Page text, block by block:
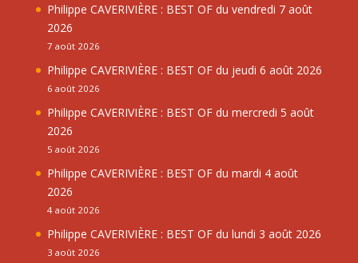
Philippe CAVERIVIÈRE : BEST OF du vendredi 7 août
2026
7 août 2026
Philippe CAVERIVIÈRE : BEST OF du jeudi 6 août 2026
6 août 2026
Philippe CAVERIVIÈRE : BEST OF du mercredi 5 août
2026
5 août 2026
Philippe CAVERIVIÈRE : BEST OF du mardi 4 août
2026
4 août 2026
Philippe CAVERIVIÈRE : BEST OF du lundi 3 août 2026
3 août 2026